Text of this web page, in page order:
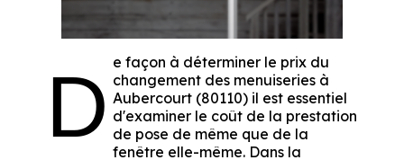
D e façon à déterminer le prix du
changement des menuiseries à
Aubercourt (80110) il est essentiel
d'examiner le coût de la prestation
de pose de même que de la
fenêtre elle-même. Dans la